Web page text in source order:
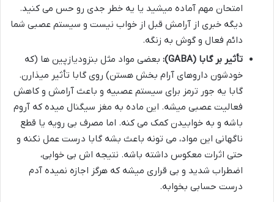
امتحان مهم آماده میشید یا یه خطر جدی رو حس می کنید.
دیگه خبری از آرامش قبل از خواب نیست و سیستم عصبی شما
دائم فعال و گوش به زنگه.
تأثیر بر گابا (GABA):
بعضی مواد مثل بنزودیازپین ها (که
خودشون داروهای آرام بخش هستن) روی گابا تأثیر میذارن.
گابا یه جور ترمز برای سیستم عصبیه و باعث آرامش و کاهش
فعالیت عصبی میشه. این ماده به مغز سیگنال میده که آروم
باشه و به خوابیدن کمک می کنه. اما مصرف بی رویه یا قطع
ناگهانی این مواد، می تونه باعث بشه گابا درست عمل نکنه و
حتی اثرات معکوس داشته باشه. نتیجه اش بی خوابی،
اضطراب شدید و بی قراری میشه که هرگز اجازه نمیده آدم
درست حسابی بخوابه.